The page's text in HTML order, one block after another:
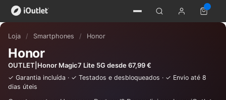
Loja / Smartphones / Honor
Honor
OUTLET|Honor Magic7 Lite 5G desde 67,99 €
✓ Garantia incluída · ✓ Testados e desbloqueados · ✓ Envio até 8
dias úteis